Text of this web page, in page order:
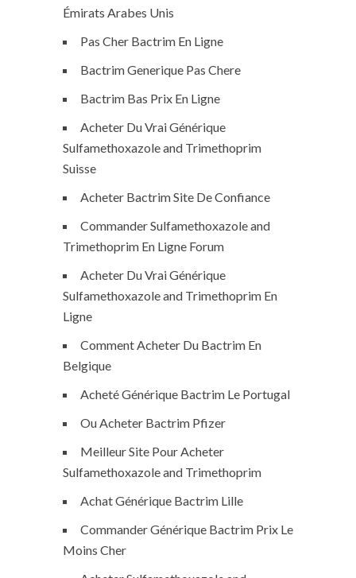
Émirats Arabes Unis
Pas Cher Bactrim En Ligne
Bactrim Generique Pas Chere
Bactrim Bas Prix En Ligne
Acheter Du Vrai Générique
Sulfamethoxazole and Trimethoprim
Suisse
Acheter Bactrim Site De Confiance
Commander Sulfamethoxazole and
Trimethoprim En Ligne Forum
Acheter Du Vrai Générique
Sulfamethoxazole and Trimethoprim En
Ligne
Comment Acheter Du Bactrim En
Belgique
Acheté Générique Bactrim Le Portugal
Ou Acheter Bactrim Pfizer
Meilleur Site Pour Acheter
Sulfamethoxazole and Trimethoprim
Achat Générique Bactrim Lille
Commander Générique Bactrim Prix Le
Moins Cher